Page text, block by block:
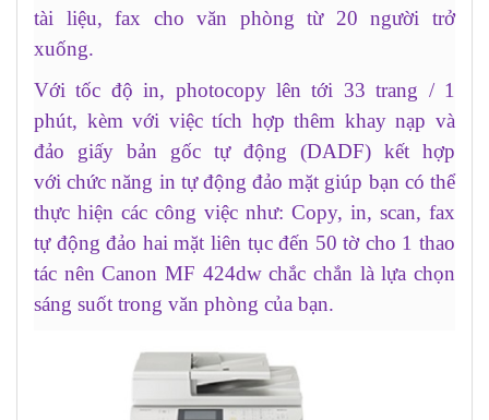
tài liệu, fax cho văn phòng từ 20 người trở
xuống.
Với tốc độ in, photocopy lên tới 33 trang / 1
phút, kèm với việc tích hợp thêm khay nạp và
đảo giấy bản gốc tự động (DADF) kết hợp
với chức năng in tự động đảo mặt giúp bạn có thể
thực hiện các công việc như: Copy, in, scan, fax
tự động đảo hai mặt liên tục đến 50 tờ cho 1 thao
tác nên Canon MF 424dw chắc chắn là lựa chọn
sáng suốt trong văn phòng của bạn.